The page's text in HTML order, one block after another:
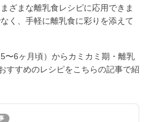
ざまな離乳食レシピに応用できま
く、手軽に離乳食に彩りを添えて
〜6ヶ月頃）からカミカミ期・離乳
すすめのレシピをこちらの記事で紹